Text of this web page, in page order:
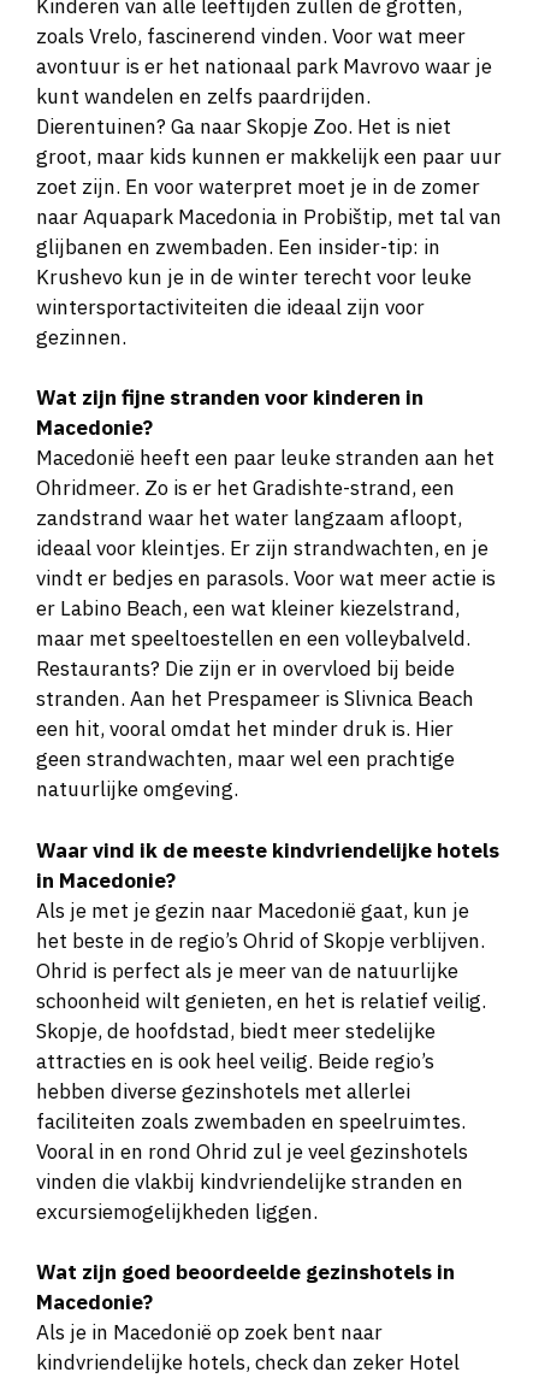
Kinderen van alle leeftijden zullen de grotten,
zoals Vrelo, fascinerend vinden. Voor wat meer
avontuur is er het nationaal park Mavrovo waar je
kunt wandelen en zelfs paardrijden.
Dierentuinen? Ga naar Skopje Zoo. Het is niet
groot, maar kids kunnen er makkelijk een paar uur
zoet zijn. En voor waterpret moet je in de zomer
naar Aquapark Macedonia in Probištip, met tal van
glijbanen en zwembaden. Een insider-tip: in
Krushevo kun je in de winter terecht voor leuke
wintersportactiviteiten die ideaal zijn voor
gezinnen.
Wat zijn fijne stranden voor kinderen in
Macedonie?
Macedonië heeft een paar leuke stranden aan het
Ohridmeer. Zo is er het Gradishte-strand, een
zandstrand waar het water langzaam afloopt,
ideaal voor kleintjes. Er zijn strandwachten, en je
vindt er bedjes en parasols. Voor wat meer actie is
er Labino Beach, een wat kleiner kiezelstrand,
maar met speeltoestellen en een volleybalveld.
Restaurants? Die zijn er in overvloed bij beide
stranden. Aan het Prespameer is Slivnica Beach
een hit, vooral omdat het minder druk is. Hier
geen strandwachten, maar wel een prachtige
natuurlijke omgeving.
Waar vind ik de meeste kindvriendelijke hotels
in Macedonie?
Als je met je gezin naar Macedonië gaat, kun je
het beste in de regio’s Ohrid of Skopje verblijven.
Ohrid is perfect als je meer van de natuurlijke
schoonheid wilt genieten, en het is relatief veilig.
Skopje, de hoofdstad, biedt meer stedelijke
attracties en is ook heel veilig. Beide regio’s
hebben diverse gezinshotels met allerlei
faciliteiten zoals zwembaden en speelruimtes.
Vooral in en rond Ohrid zul je veel gezinshotels
vinden die vlakbij kindvriendelijke stranden en
excursiemogelijkheden liggen.
Wat zijn goed beoordeelde gezinshotels in
Macedonie?
Als je in Macedonië op zoek bent naar
kindvriendelijke hotels, check dan zeker Hotel